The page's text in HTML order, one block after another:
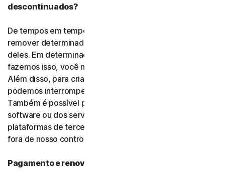
descontinuados?
De tempos em tempos, podemos descontinuar ou
remover determinados softwares, serviços ou recursos
deles. Em determinadas circunstâncias, depois que
fazemos isso, você não poderá renovar sua assinatura.
Além disso, para criar coisas novas e melhores, às vezes
podemos interromper o suporte a produtos mais antigos.
Também é possível precisarmos alterar recursos do
software ou dos serviços, caso exigido por software e
plataformas de terceiros, ou por outros requerimentos
fora de nosso controle.
Pagamento e renovação automática